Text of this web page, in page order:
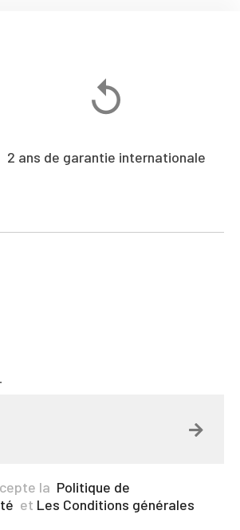
2 ans de garantie internationale
la Politique de
et Les Conditions générales